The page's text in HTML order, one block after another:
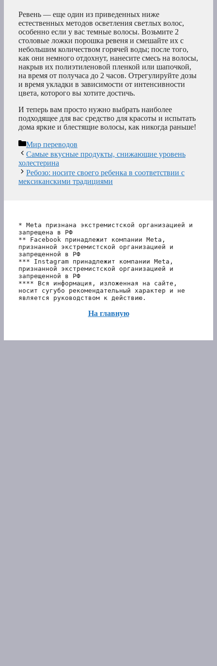
Ревень — еще один из приведенных ниже
естественных методов осветления светлых волос,
особенно если у вас темные волосы. Возьмите 2
столовые ложки порошка ревеня и смешайте их с
небольшим количеством горячей воды; после того,
как они немного отдохнут, нанесите смесь на волосы,
накрыв их полиэтиленовой пленкой или шапочкой,
на время от получаса до 2 часов. Отрегулируйте дозы
и время укладки в зависимости от интенсивности
цвета, которого вы хотите достичь.
И теперь вам просто нужно выбрать наиболее
подходящее для вас средство для красоты и испытать
дома яркие и блестящие волосы, как никогда раньше!
Рубрики
Мир переводов
Самые вкусные продукты, снижающие уровень
холестерина
Ребозо: носите своего ребенка в соответствии с
мексиканскими традициями
* Meta признана экстремистской организацией и
запрещена в РФ
** Facebook принадлежит компании Meta,
признанной экстремистской организацией и
запрещенной в РФ
*** Instagram принадлежит компании Meta,
признанной экстремистской организацией и
запрещенной в РФ
**** Вся информация, изложенная на сайте,
носит сугубо рекомендательный характер и не
является руководством к действию.
На главную